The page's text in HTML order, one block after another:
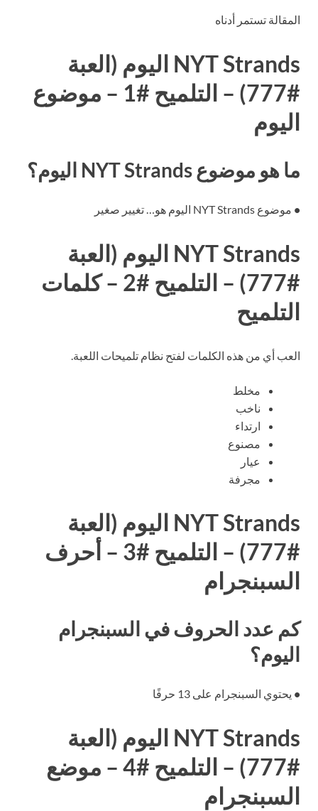
المقالة تستمر أدناه
NYT Strands اليوم (العبة
#777) – التلميح #1 – موضوع
اليوم
ما هو موضوع NYT Strands اليوم؟
• موضوع NYT Strands اليوم هو… تغيير صغير
NYT Strands اليوم (العبة
#777) – التلميح #2 – كلمات
التلميح
العب أي من هذه الكلمات لفتح نظام تلميحات اللعبة.
مخلط
ناخب
ارتداء
مصنوع
عيار
مجرفة
NYT Strands اليوم (العبة
#777) – التلميح #3 – أحرف
السبنجرام
كم عدد الحروف في السبنجرام
اليوم؟
• يحتوي السبنجرام على 13 حرفًا
NYT Strands اليوم (العبة
#777) – التلميح #4 – موضع
السبنجرام